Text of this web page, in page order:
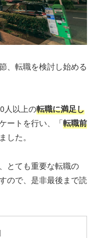
、転職を検討し始める
人以上の転職に満足し
ートを行い、「転職前
した。
とても重要な転職の
ので、是非最後まで読